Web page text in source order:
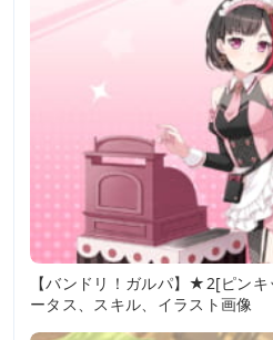
【バンドリ！ガルパ】★2[ピン
ータス、スキル、イラスト画像